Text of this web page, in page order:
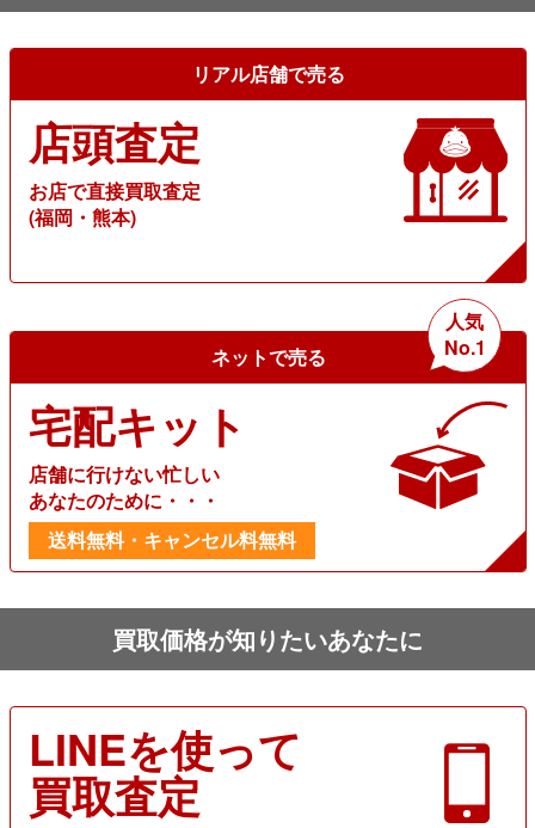
リアル店舗で売る
店頭査定
お店で直接買取査定
(福岡・熊本)
ネットで売る
人気
No.1
宅配キット
店舗に行けない忙しい
あなたのために・・・
送料無料・キャンセル料無料
買取価格が知りたいあなたに
LINEを使って
買取査定